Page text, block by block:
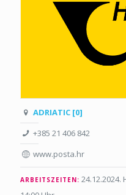
ADRIATIC [0]
+385 21 406 842
www.posta.hr
ARBEITSZEITEN: